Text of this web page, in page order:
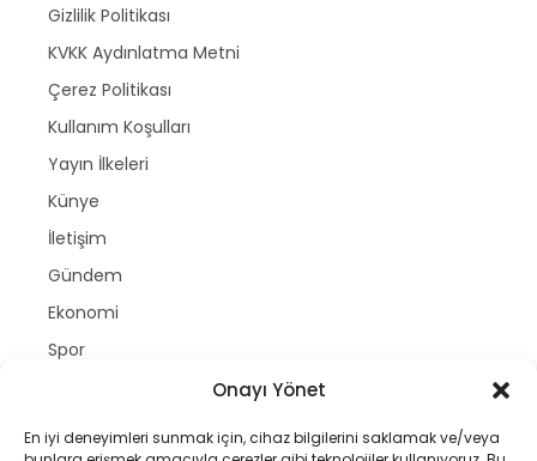
Onayı Yönet
En iyi deneyimleri sunmak için, cihaz bilgilerini saklamak ve/veya
Gizlilik Politikası
KVKK Aydınlatma Metni
Çerez Politikası
Kullanım Koşulları
Yayın İlkeleri
Künye
İletişim
Gündem
Ekonomi
Spor